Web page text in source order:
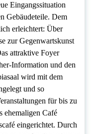
Eingangssituation
Gebäudeteile. Dem
erleichtert: Über
zur Gegenwartskunst
attraktive Foyer
Information und den
wird mit dem
und so
für bis zu
ehemaligen Café
eingerichtet. Durch